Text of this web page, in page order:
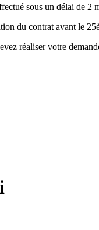
sous un délai de 2
du contrat avant le
réaliser votre